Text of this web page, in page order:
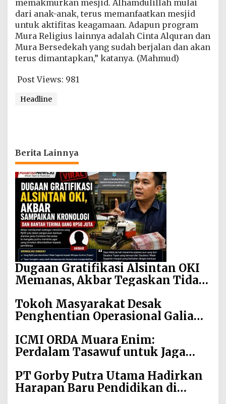
memakmurkan mesjid. Alhamdulillah mulai
dari anak-anak, terus memanfaatkan mesjid
untuk aktifitas keagamaan. Adapun program
Mura Religius lainnya adalah Cinta Alquran dan
Mura Bersedekah yang sudah berjalan dan akan
terus dimantapkan,” katanya. (Mahmud)
Post Views: 981
Headline
Berita Lainnya
Dugaan Gratifikasi Alsintan OKI
Memanas, Akbar Tegaskan Tidak
Tokoh Masyarakat Desak
Penghentian Operasional Galian
Sei Siarak, Desa Tanah Abang
ICMI ORDA Muara Enim:
Perdalam Tasawuf untuk Jaga
Keikhlasan Ibadah
PT Gorby Putra Utama Hadirkan
Harapan Baru Pendidikan di